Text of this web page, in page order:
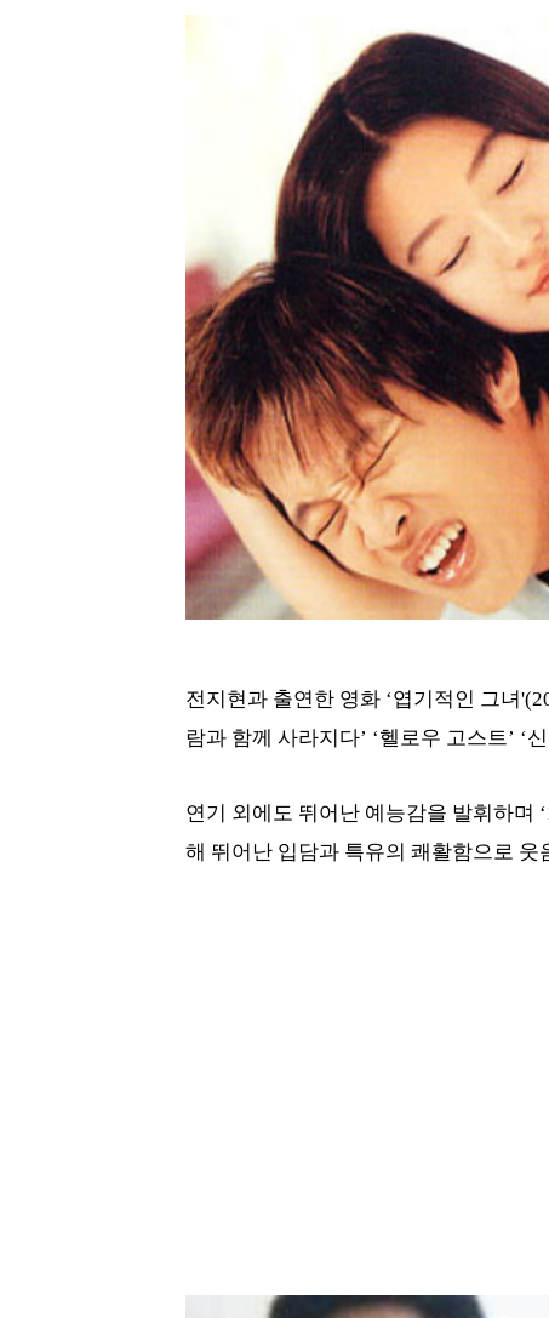
전지현과 출연한 영화 ‘엽기적인 그녀
람과 함께 사라지다’ ‘헬로우 고스트’ ‘
연기 외에도 뛰어난 예능감을 발휘하며
해 뛰어난 입담과 특유의 쾌활함으로 웃